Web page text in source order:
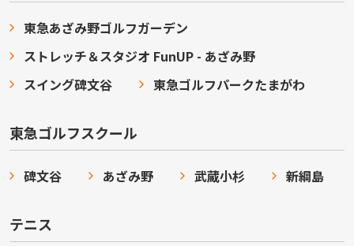
東急あざみ野ゴルフガーデン
ストレッチ＆スタジオ FunUP - あざみ野
スイング碑文谷
東急ゴルフパークたまがわ
東急ゴルフスクール
碑文谷 あざみ野 武蔵小杉 新綱島
テニス